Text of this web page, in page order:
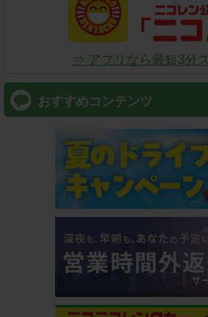
⇒ アプリなら最短3分
おすすめコンテンツ